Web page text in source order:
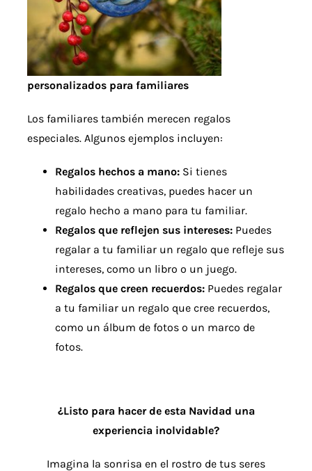
personalizados para familiares
Los familiares también merecen regalos
especiales. Algunos ejemplos incluyen:
Regalos hechos a mano:Si tienes
habilidades creativas, puedes hacer un
regalo hecho a mano para tu familiar.
Regalos que reflejen sus intereses:Puedes
regalar a tu familiar un regalo que refleje sus
intereses, como un libro o un juego.
Regalos que creen recuerdos:Puedes regalar
a tu familiar un regalo que cree recuerdos,
como un álbum de fotos o un marco de
fotos.
¿Listo para hacer de esta Navidad una
experiencia inolvidable?
Imagina la sonrisa en el rostro de tus seres